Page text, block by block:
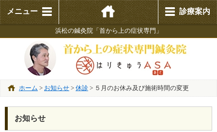
メニュー 診療案内
浜松の鍼灸院「首から上の症状専門」
ホーム > お知らせ > 休診 > ５月のお休み及び施術時間の変更
お知らせ